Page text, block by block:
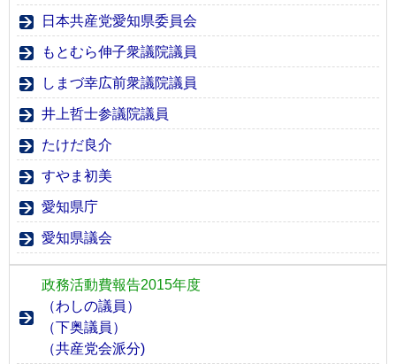
日本共産党愛知県委員会
もとむら伸子衆議院議員
しまづ幸広前衆議院議員
井上哲士参議院議員
たけだ良介
すやま初美
愛知県庁
愛知県議会
政務活動費報告2015年度
（わしの議員）
（下奥議員）
（共産党会派分)